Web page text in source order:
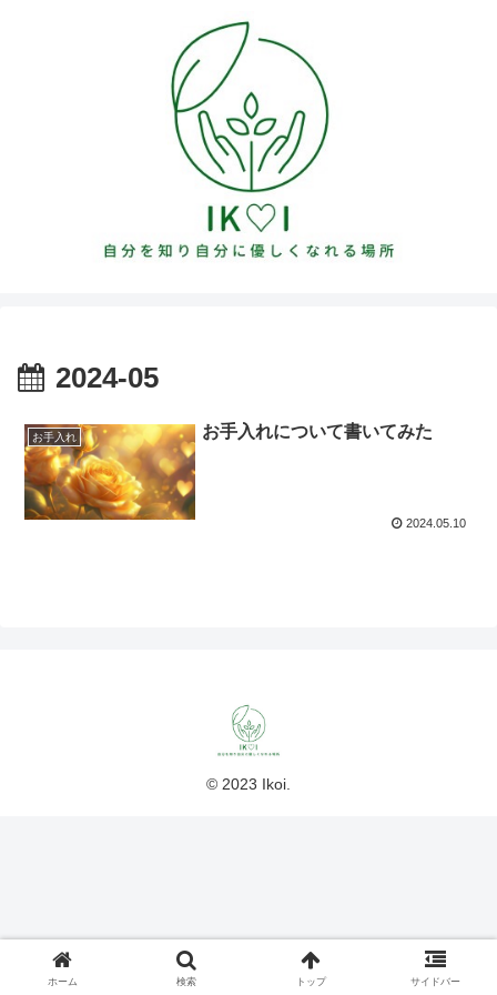
2024-05
お手入れ お手入れについて書いてみた
2024.05.10
© 2023 Ikoi.
ホーム 検索 トップ サイドバー